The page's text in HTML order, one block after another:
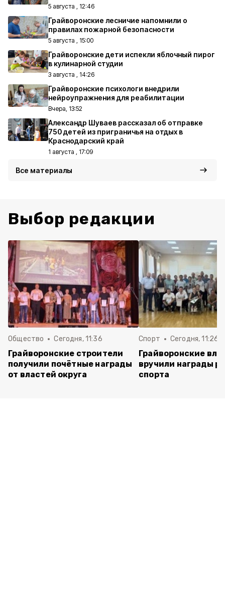
5 августа , 12:46
Грайворонские лесничие напомнили о
правилах пожарной безопасности
5 августа , 15:00
Грайворонские дети испекли яблочный пирог
в кулинарной студии
3 августа , 14:26
Грайворонские психологи внедрили
нейроупражнения для реабилитации
Вчера, 13:52
Александр Шуваев рассказал об отправке
750 детей из приграничья на отдых в
Краснодарский край
1 августа , 17:09
Все материалы
Выбор редакции
Общество Сегодня, 11:36
Грайворонские строители
получили почётные награды
от властей округа
Спорт Сегодня, 11:26
Грайворонские
вручили награды
спорта